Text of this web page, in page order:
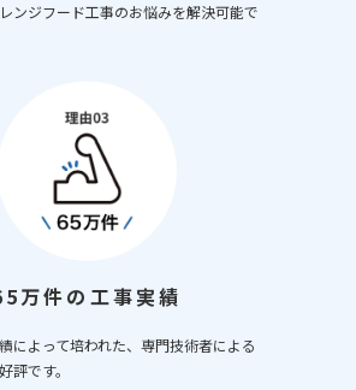
ンジフード工事のお悩みを解決可能で
万件の工事実績
によって培われた、専門技術者による
評です。